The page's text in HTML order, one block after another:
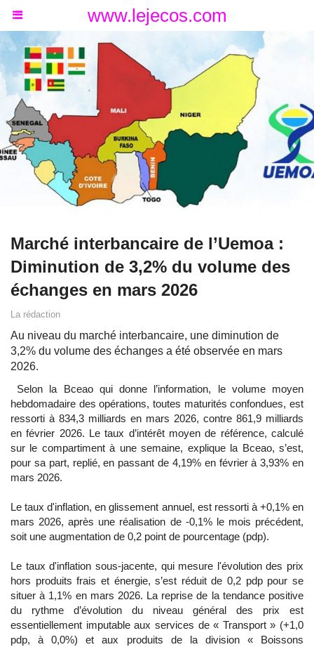
www.lejecos.com
Marché interbancaire de l’Uemoa :
Diminution de 3,2% du volume des
échanges en mars 2026
La rédaction
Au niveau du marché interbancaire, une diminution de
3,2% du volume des échanges a été observée en mars
2026.
Selon la Bceao qui donne l’information, le volume moyen
hebdomadaire des opérations, toutes maturités confondues, est
ressorti à 834,3 milliards en mars 2026, contre 861,9 milliards
en février 2026. Le taux d’intérêt moyen de référence, calculé
sur le compartiment à une semaine, explique la Bceao, s’est,
pour sa part, replié, en passant de 4,19% en février à 3,93% en
mars 2026.
Le taux d'inflation, en glissement annuel, est ressorti à +0,1% en
mars 2026, après une réalisation de -0,1% le mois précédent,
soit une augmentation de 0,2 point de pourcentage (pdp).
Le taux d'inflation sous-jacente, qui mesure l'évolution des prix
hors produits frais et énergie, s’est réduit de 0,2 pdp pour se
situer à 1,1% en mars 2026. La reprise de la tendance positive
du rythme d’évolution du niveau général des prix est
essentiellement imputable aux services de « Transport » (+1,0
pdp, à 0,0%) et aux produits de la division « Boissons